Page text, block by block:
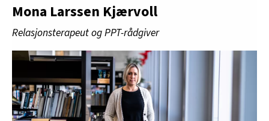
Mona Larssen Kjærvoll
Relasjonsterapeut og PPT-rådgiver